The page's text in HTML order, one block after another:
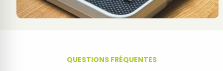
QUESTIONS FRÉQUENTES